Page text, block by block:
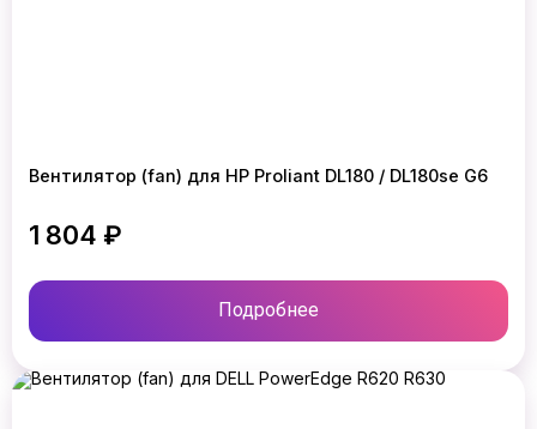
Вентилятор (fan) для HP Proliant DL180 / DL180se G6
1 804 ₽
Подробнее